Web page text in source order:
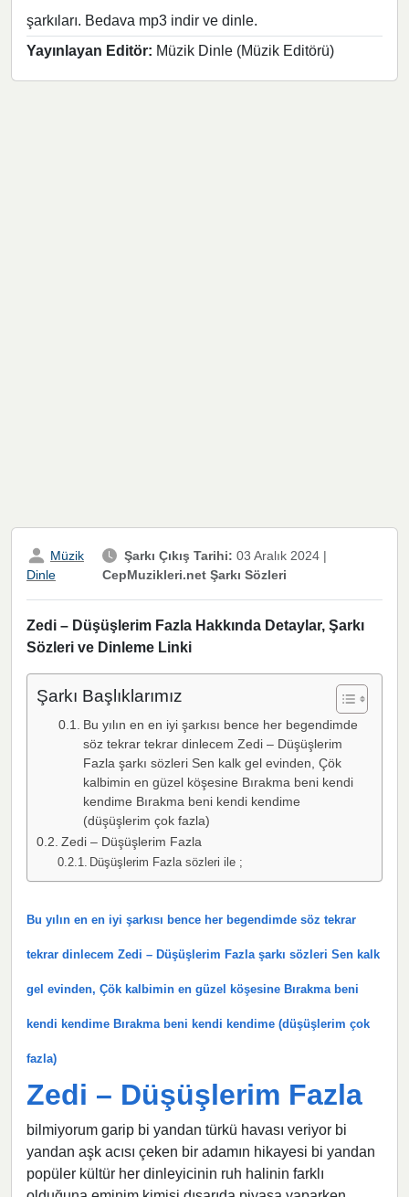
şarkıları. Bedava mp3 indir ve dinle.
Yayınlayan Editör: Müzik Dinle (Müzik Editörü)
Müzik
Dinle
Şarkı Çıkış Tarihi: 03 Aralık 2024 |
CepMuzikleri.net Şarkı Sözleri
Zedi – Düşüşlerim Fazla Hakkında Detaylar, Şarkı
Sözleri ve Dinleme Linki
Şarkı Başlıklarımız
Bu yılın en en iyi şarkısı bence her begendimde
söz tekrar tekrar dinlecem Zedi – Düşüşlerim
Fazla şarkı sözleri Sen kalk gel evinden, Çök
kalbimin en güzel köşesine Bırakma beni kendi
kendime Bırakma beni kendi kendime
(düşüşlerim çok fazla)
Zedi – Düşüşlerim Fazla
Düşüşlerim Fazla sözleri ile ;
Bu yılın en en iyi şarkısı bence her begendimde söz tekrar
tekrar dinlecem Zedi – Düşüşlerim Fazla şarkı sözleri Sen kalk
gel evinden, Çök kalbimin en güzel köşesine Bırakma beni
kendi kendime Bırakma beni kendi kendime (düşüşlerim çok
fazla)
Zedi – Düşüşlerim Fazla
bilmiyorum garip bi yandan türkü havası veriyor bi
yandan aşk acısı çeken bir adamın hikayesi bi yandan
popüler kültür her dinleyicinin ruh halinin farklı